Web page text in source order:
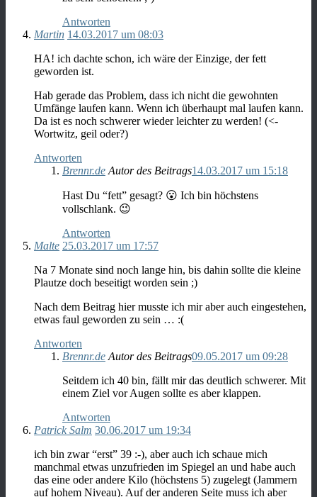
Antworten
Martin 14.03.2017 um 08:03
HA! ich dachte schon, ich wäre der Einzige, der fett
geworden ist.
Hab gerade das Problem, dass ich nicht die gewohnten
Umfänge laufen kann. Wenn ich überhaupt mal laufen kann.
Da ist es noch schwerer wieder leichter zu werden! (<-
Wortwitz, geil oder?)
Antworten
Brennr.de Autor des Beitrags14.03.2017 um 15:18
Hast Du “fett” gesagt? 😮 Ich bin höchstens
vollschlank. 😉
Antworten
Malte 25.03.2017 um 17:57
Na 7 Monate sind noch lange hin, bis dahin sollte die kleine
Plautze doch beseitigt worden sein ;)
Nach dem Beitrag hier musste ich mir aber auch eingestehen,
etwas faul geworden zu sein … :(
Antworten
Brennr.de Autor des Beitrags09.05.2017 um 09:28
Seitdem ich 40 bin, fällt mir das deutlich schwerer. Mit
einem Ziel vor Augen sollte es aber klappen.
Antworten
Patrick Salm 30.06.2017 um 19:34
ich bin zwar “erst” 39 :-), aber auch ich schaue mich
manchmal etwas unzufrieden im Spiegel an und habe auch
das eine oder andere Kilo (höchstens 5) zugelegt (Jammern
auf hohem Niveau). Auf der anderen Seite muss ich aber